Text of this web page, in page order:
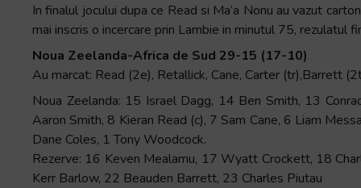
In finalul jocului dupa ce Read si Ma’a Nonu au vazut
mai inscris o incercare prin Lambie in minutul 75,
Noua Zeelanda-Africa de Sud 29-15 (17-10)
Au marcat: Read (2e), Retallick, Cane, Carter (tr),Barrett
Noua Zeelanda: 15 Israel Dagg, 14 Ben Smith, 13
Aaron Smith, 8 Kieran Read (c), 7 Sam Cane, 6 Liam
Dane Coles, 1 Tony Woodcock.
Rezerve: 16 Keven Mealamu, 17 Wyatt Crockett, 18
Kerr Barlow, 22 Beauden Barrett, 23 Charles Piutau